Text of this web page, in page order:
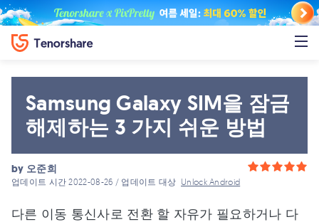
Samsung Galaxy SIM을 잠금
해제하는 3 가지 쉬운 방법
by 오준희
업데이트 시간 2022-08-26 / 업데이트 대상 Unlock Android
다른 이동 통신사로 전환 할 자유가 필요하거나 다